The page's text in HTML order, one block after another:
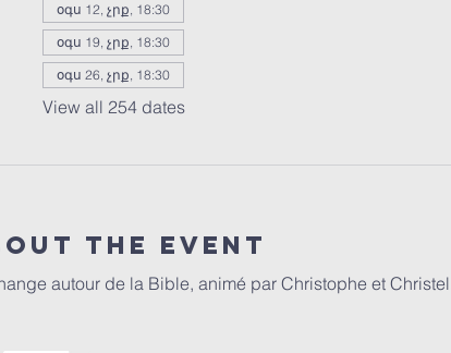
օգս 12, չրք, 18:30
օգս 19, չրք, 18:30
օգս 26, չրք, 18:30
View all 254 dates
the event
autour de la Bible, animé par Christophe et